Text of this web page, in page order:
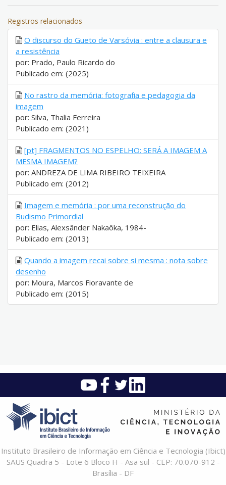
Registros relacionados
O discurso do Gueto de Varsóvia : entre a clausura e
a resistência
por: Prado, Paulo Ricardo do
Publicado em: (2025)
No rastro da memória: fotografia e pedagogia da
imagem
por: Silva, Thalia Ferreira
Publicado em: (2021)
[pt] FRAGMENTOS NO ESPELHO: SERÁ A IMAGEM A
MESMA IMAGEM?
por: ANDREZA DE LIMA RIBEIRO TEIXEIRA
Publicado em: (2012)
Imagem e memória : por uma reconstrução do
Budismo Primordial
por: Elias, Alexsânder Nakaôka, 1984-
Publicado em: (2013)
Quando a imagem recai sobre si mesma : nota sobre
desenho
por: Moura, Marcos Fioravante de
Publicado em: (2015)
Instituto Brasileiro de Informação em Ciência e Tecnologia (Ibict)
SAUS Quadra 5 - Lote 6 Bloco H - Asa sul - CEP: 70.070-912 -
Brasília - DF